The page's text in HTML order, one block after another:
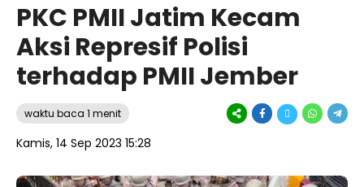
PKC PMII Jatim Kecam
Aksi Represif Polisi
terhadap PMII Jember
waktu baca 1 menit
Kamis, 14 Sep 2023 15:28